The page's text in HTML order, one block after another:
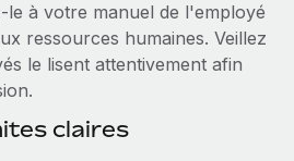
le à votre manuel de l'employé
ressources humaines. Veillez
le lisent attentivement afin
claires